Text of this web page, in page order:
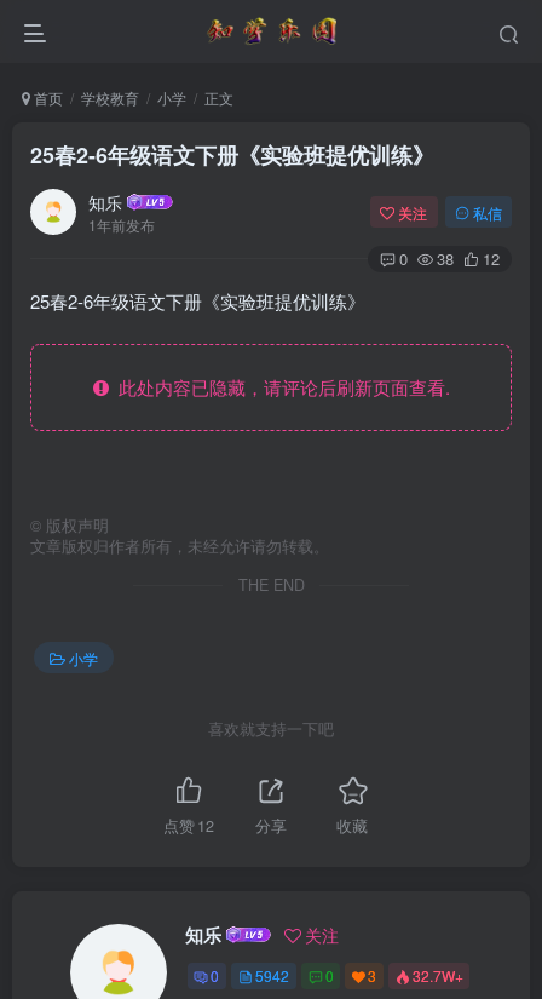
首页 学校教育 小学 正文
25春2-6年级语文下册《实验班提优训练》
知乐
1年前发布
关注 私信
0 38 12
25春2-6年级语文下册《实验班提优训练》
此处内容已隐藏，请评论后刷新页面查看.
© 版权声明
文章版权归作者所有，未经允许请勿转载。
THE END
小学
喜欢就支持一下吧
点赞12 分享 收藏
知乐 关注
0 5942 0 3 32.7W+